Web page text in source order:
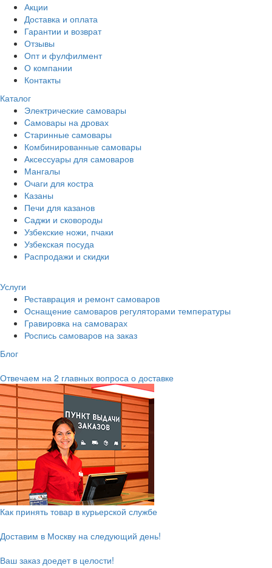
Акции
Доставка и оплата
Гарантии и возврат
Отзывы
Опт и фулфилмент
О компании
Контакты
Каталог
Электрические самовары
Cамовары на дровах
Старинные самовары
Комбинированные самовары
Аксессуары для самоваров
Мангалы
Очаги для костра
Казаны
Печи для казанов
Саджи и сковороды
Узбекские ножи, пчаки
Узбекская посуда
Распродажи и скидки
Услуги
Реставрация и ремонт самоваров
Оснащение самоваров регуляторами температуры
Гравировка на самоварах
Роспись самоваров на заказ
Блог
Отвечаем на 2 главных вопроса о доставке
Как принять товар в курьерской службе
Доставим в Москву на следующий день!
Ваш заказ доедет в целости!